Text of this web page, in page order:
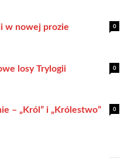
0
w nowej prozie
0
losy Trylogii
0
– „Król” i „Królestwo”